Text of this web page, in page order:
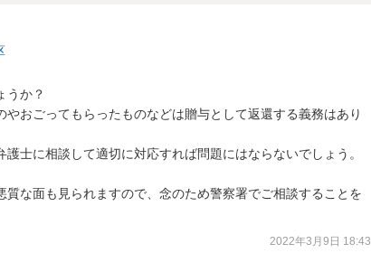
うか？
おごってもらったものなどは贈与として返還する義務はあり
士に相談して適切に対応すれば問題にはならないでしょう。
質な面も見られますので、念のため警察署でご相談することを
2022年3月9日 18:43